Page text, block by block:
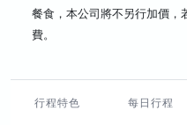
餐食，本公司將不另行加價，
費。
行程特色 每日行程